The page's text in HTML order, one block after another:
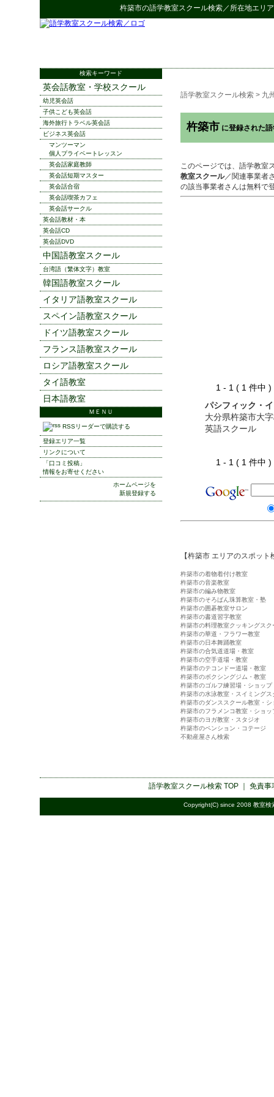
杵築市の語学教室スクール検索／所在地エリ
語学教室スクール検索 > 九
杵築市 に登録された
このページでは、語学教室
教室スクール／関連事業者
の該当事業者さんは無料で
1 - 1 ( 1 件
パシフィック・
大分県杵築市大
英語スクール
1 - 1 ( 1 件
【杵築市 エリアのスポット
杵築市の着物着付け教室
杵築市の音楽教室
杵築市の編み物教室
杵築市のそろばん珠算教室・塾
杵築市の囲碁教室サロン
杵築市の書道習字教室
杵築市の料理教室クッキングスク
杵築市の華道・フラワー教室
杵築市の日本舞踊教室
杵築市の合気道道場・教室
杵築市の空手道場・教室
杵築市のテコンドー道場・教室
杵築市のボクシングジム・教室
杵築市のゴルフ練習場・ショップ
杵築市の水泳教室・スイミングス
杵築市のダンススクール教室・シ
杵築市のフラメンコ教室・ショッ
杵築市のヨガ教室・スタジオ
杵築市のペンション・コテージ
不動産屋さん検索
検索キーワード
英会話教室・学校スクール
幼児英会話
子供こども英会話
海外旅行トラベル英会話
ビジネス英会話
マンツーマン
個人プライベートレッスン
英会話家庭教師
英会話短期マスター
英会話合宿
英会話喫茶カフェ
英会話サークル
英会話教材・本
英会話CD
英会話DVD
中国語教室スクール
台湾語（繁体文字）教室
韓国語教室スクール
イタリア語教室スクール
スペイン語教室スクール
ドイツ語教室スクール
フランス語教室スクール
ロシア語教室スクール
タイ語教室
日本語教室
ＭＥＮＵ
RSSリーダーで購読する
登録エリア一覧
リンクについて
「口コミ投稿」
情報をお寄せください
ホームページを
新規登録する
語学教室スクール検索TOP ｜ 免責事
Copyright(C) since 2008 教室検